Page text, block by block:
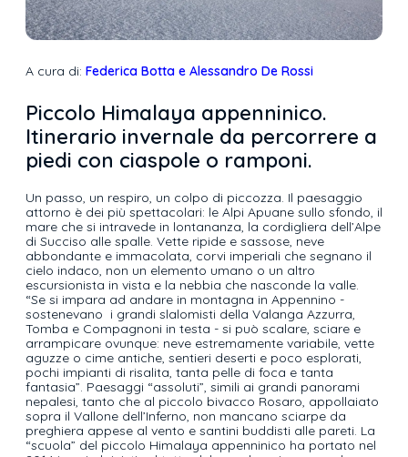
A cura di: Federica Botta e Alessandro De Rossi
Piccolo Himalaya appenninico.
Itinerario invernale da percorrere a
piedi con ciaspole o ramponi.
Un passo, un respiro, un colpo di piccozza. Il paesaggio
attorno è dei più spettacolari: le Alpi Apuane sullo sfondo, il
mare che si intravede in lontananza, la cordigliera dell’Alpe
di Succiso alle spalle. Vette ripide e sassose, neve
abbondante e immacolata, corvi imperiali che segnano il
cielo indaco, non un elemento umano o un altro
escursionista in vista e la nebbia che nasconde la valle.
“Se si impara ad andare in montagna in Appennino -
sostenevano i grandi slalomisti della Valanga Azzurra,
Tomba e Compagnoni in testa - si può scalare, sciare e
arrampicare ovunque: neve estremamente variabile, vette
aguzze o cime antiche, sentieri deserti e poco esplorati,
pochi impianti di risalita, tanta pelle di foca e tanta
fantasia”. Paesaggi “assoluti”, simili ai grandi panorami
nepalesi, tanto che al piccolo bivacco Rosaro, appollaiato
sopra il Vallone dell’Inferno, non mancano sciarpe da
preghiera appese al vento e santini buddisti alle pareti. La
“scuola” del piccolo Himalaya appenninico ha portato nel